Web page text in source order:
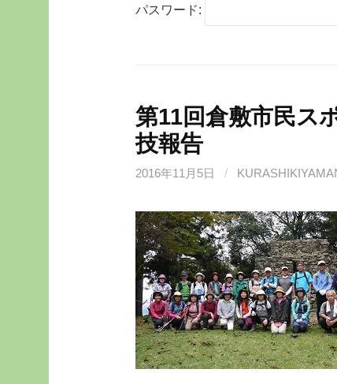
パスワード:
第11回倉敷市民ス
技報告
2016年11月5日 /